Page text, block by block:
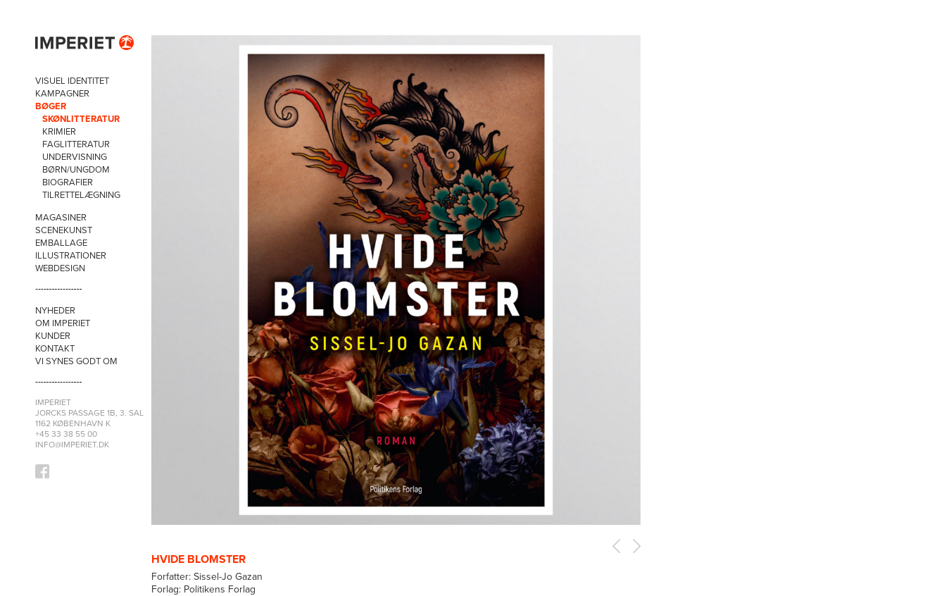
VISUEL IDENTITET
KAMPAGNER
BØGER
SKØNLITTERATUR
KRIMIER
FAGLITTERATUR
UNDERVISNING
BØRN/UNGDOM
BIOGRAFIER
TILRETTELÆGNING
MAGASINER
SCENEKUNST
EMBALLAGE
ILLUSTRATIONER
WEBDESIGN
NYHEDER
OM IMPERIET
KUNDER
KONTAKT
VI SYNES GODT OM
IMPERIET
JORCKS PASSAGE 1B, 3. SAL
1162 KØBENHAVN K
+45 33 38 55 00
INFO@IMPERIET.DK
HVIDE BLOMSTER
Forfatter: Sissel-Jo Gazan
Forlag: Politikens Forlag